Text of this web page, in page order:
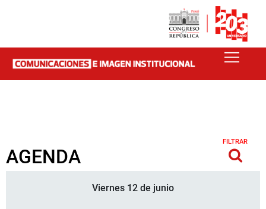
AGENDA
FILTRAR
Viernes 12 de junio